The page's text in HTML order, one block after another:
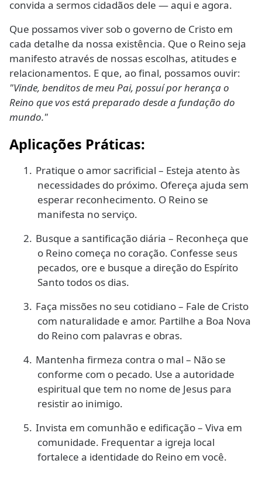
convida a sermos cidadãos dele — aqui e agora.
Que possamos viver sob o governo de Cristo em
cada detalhe da nossa existência. Que o Reino seja
manifesto através de nossas escolhas, atitudes e
relacionamentos. E que, ao final, possamos ouvir:
"Vinde, benditos de meu Pai, possuí por herança o
Reino que vos está preparado desde a fundação do
mundo."
Aplicações Práticas:
1. Pratique o amor sacrificial – Esteja atento às
necessidades do próximo. Ofereça ajuda sem
esperar reconhecimento. O Reino se
manifesta no serviço.
2. Busque a santificação diária – Reconheça que
o Reino começa no coração. Confesse seus
pecados, ore e busque a direção do Espírito
Santo todos os dias.
3. Faça missões no seu cotidiano – Fale de Cristo
com naturalidade e amor. Partilhe a Boa Nova
do Reino com palavras e obras.
4. Mantenha firmeza contra o mal – Não se
conforme com o pecado. Use a autoridade
espiritual que tem no nome de Jesus para
resistir ao inimigo.
5. Invista em comunhão e edificação – Viva em
comunidade. Frequentar a igreja local
fortalece a identidade do Reino em você.